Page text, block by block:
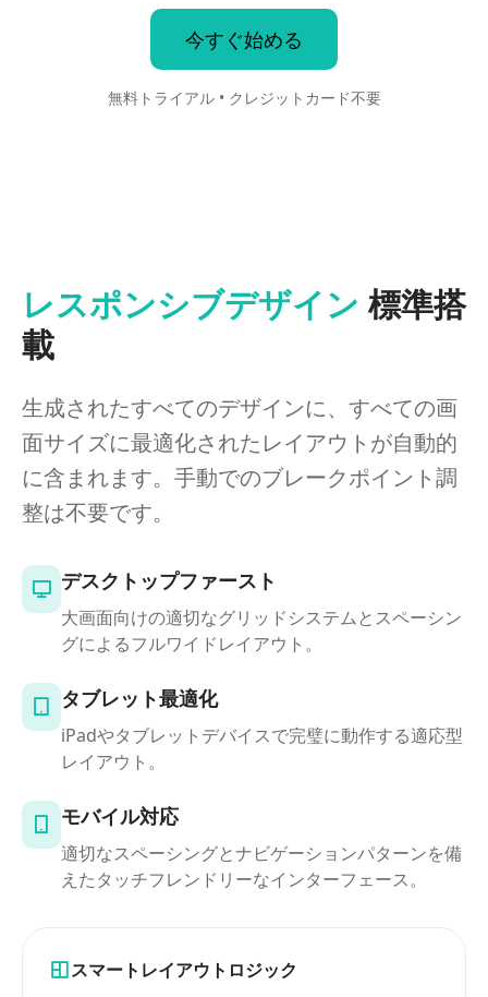
今すぐ始める
無料トライアル • クレジットカード不要
レスポンシブデザイン 標準搭
載
生成されたすべてのデザインに、すべての画
面サイズに最適化されたレイアウトが自動的
に含まれます。手動でのブレークポイント調
整は不要です。
デスクトップファースト
大画面向けの適切なグリッドシステムとスペーシン
グによるフルワイドレイアウト。
タブレット最適化
iPadやタブレットデバイスで完璧に動作する適応型
レイアウト。
モバイル対応
適切なスペーシングとナビゲーションパターンを備
えたタッチフレンドリーなインターフェース。
スマートレイアウトロジック